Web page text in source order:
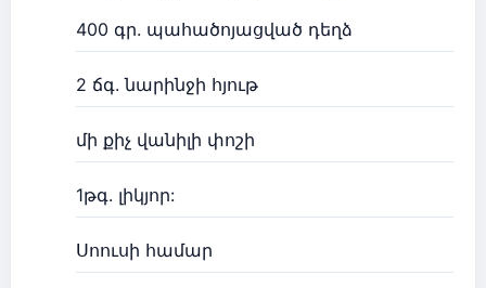
400 գր. պահածոյացված դեղձ
2 ճգ. նարինջի հյութ
մի քիչ վանիլի փոշի
1թգ. լիկյոր:
Սոուսի համար